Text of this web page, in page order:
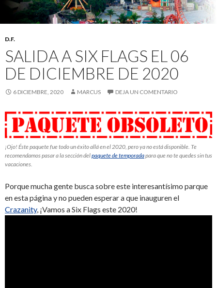
D.F.
SALIDA A SIX FLAGS EL 06
DE DICIEMBRE DE 2020
6 DICIEMBRE, 2020 MARCUS DEJA UN COMENTARIO
¡Ojo! Éste paquete fue todo un éxito allá en el 2020, pero ya no está disponible. Te
recomendamos pasar a la sección delpaquete de temporadapara que no te quedes sin tus
vacaciones.
Porque mucha gente busca sobre este interesantísimo parque
en esta página y no pueden esperar a que inauguren el
Crazanity, ¡Vamos a Six Flags este 2020!